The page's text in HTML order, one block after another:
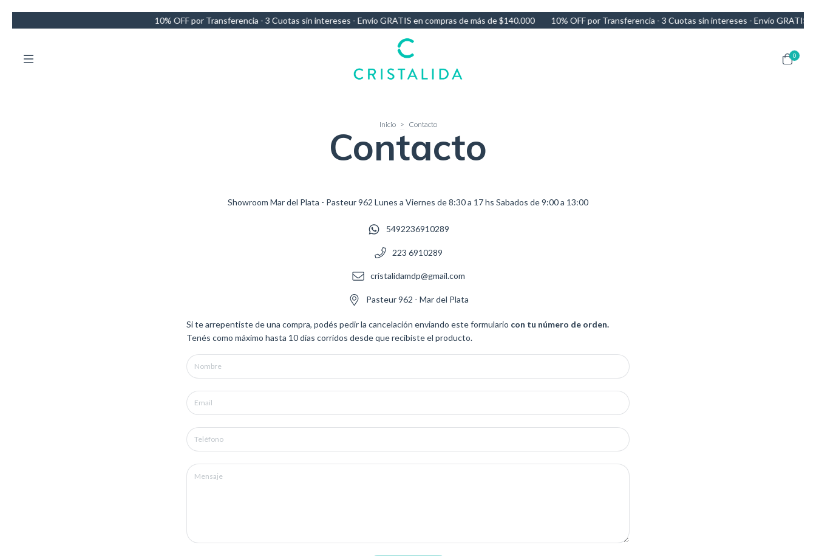
10% OFF por Transferencia - 3 Cuotas sin intereses - Envío GRATIS en compras de más de $140.000 10% OFF por Transferencia - 3 Cuotas sin intereses - Envío GRATIS en
0
Inicio > Contacto
Contacto
Showroom Mar del Plata - Pasteur 962 Lunes a Viernes de 8:30 a 17 hs Sabados de 9:00 a 13:00
5492236910289
223 6910289
cristalidamdp@gmail.com
Pasteur 962 - Mar del Plata
Si te arrepentiste de una compra, podés pedir la cancelación enviando este formulario con tu número de orden.
Tenés como máximo hasta 10 días corridos desde que recibiste el producto.